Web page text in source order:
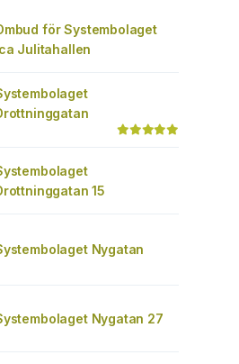
för Systembolaget
Julitahallen
15
Nygatan
Nygatan 27